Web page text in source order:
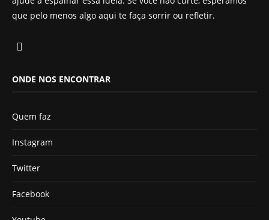
que pelo menos algo aqui te faça sorrir ou refletir.
ONDE NOS ENCONTRAR
Quem faz
Instagram
Twitter
Facebook